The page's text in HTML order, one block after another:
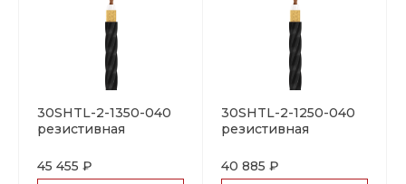
30SHTL-2-1350-040
резистивная
секция
45 455 ₽
30SHTL-2-1250-040
резистивная
секция
40 885 ₽